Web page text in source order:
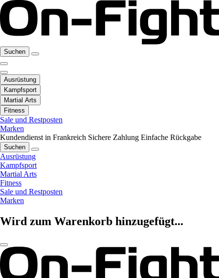
Suchen
Ausrüstung
Kampfsport
Martial Arts
Fitness
Sale und Restposten
Marken
Kundendienst in Frankreich Sichere Zahlung Einfache Rückgabe
Suchen
Ausrüstung
Kampfsport
Martial Arts
Fitness
Sale und Restposten
Marken
Wird zum Warenkorb hinzugefügt...